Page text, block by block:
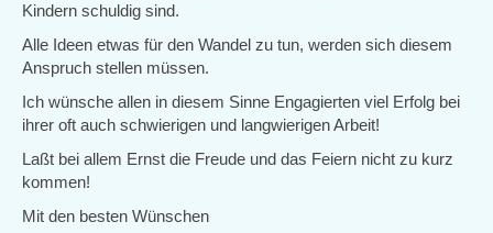
Kindern schuldig sind.
Alle Ideen etwas für den Wandel zu tun, werden sich diesem
Anspruch stellen müssen.
Ich wünsche allen in diesem Sinne Engagierten viel Erfolg bei
ihrer oft auch schwierigen und langwierigen Arbeit!
Laßt bei allem Ernst die Freude und das Feiern nicht zu kurz
kommen!
Mit den besten Wünschen